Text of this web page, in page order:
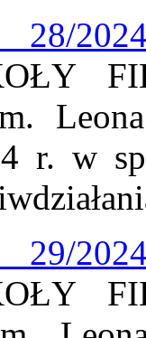
28/
r. w
29/